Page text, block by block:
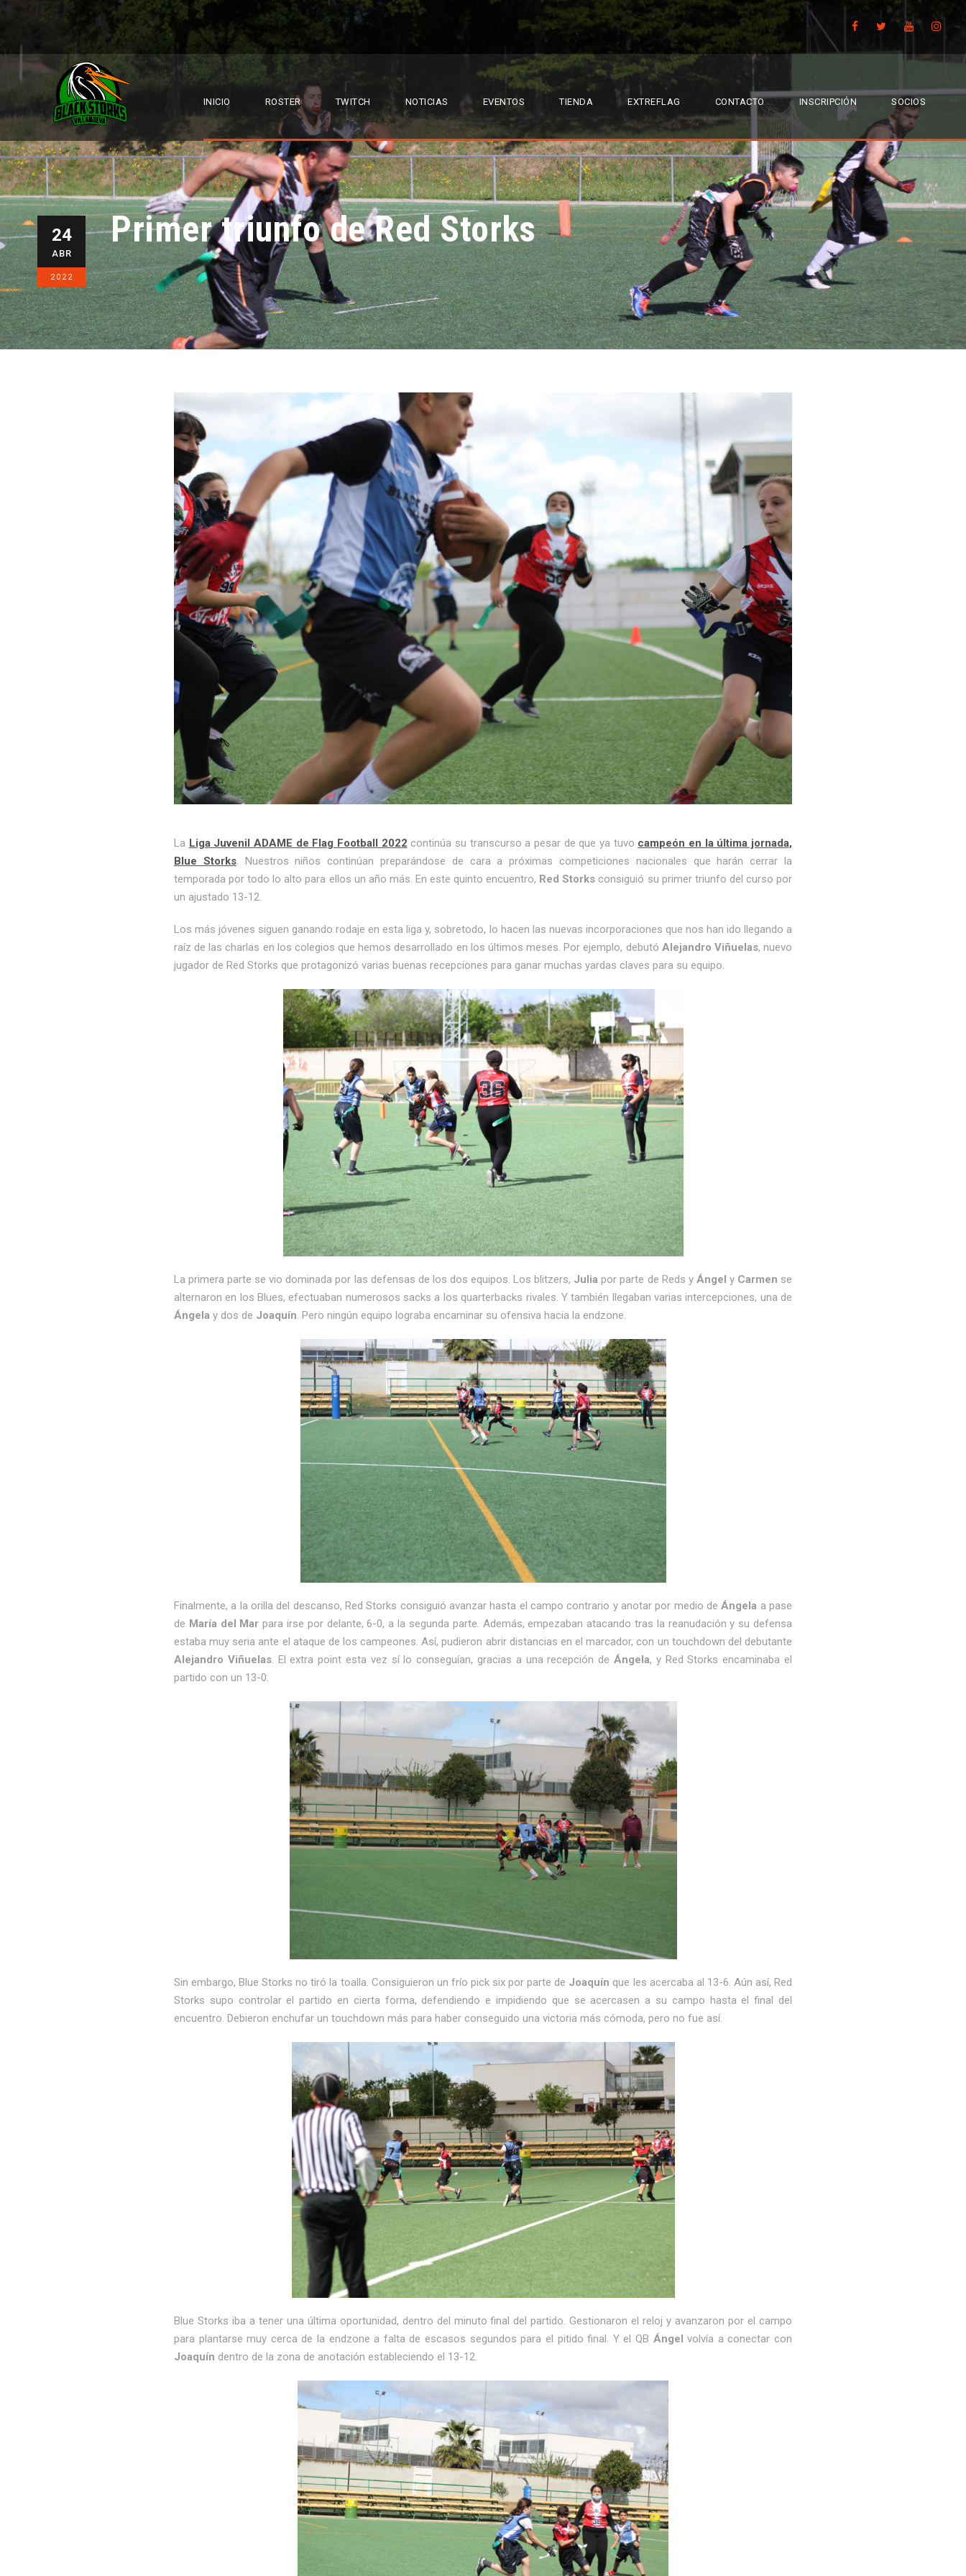
INICIO ROSTER TWITCH NOTICIAS EVENTOS TIENDA EXTREFLAG CONTACTO INSCRIPCIÓN SOCIOS
24
ABR
2022
Primer triunfo de Red Storks
La Liga Juvenil ADAME de Flag Football 2022 continúa su transcurso a pesar de que ya tuvo campeón en la última jornada,
Blue Storks. Nuestros niños continúan preparándose de cara a próximas competiciones nacionales que harán cerrar la
temporada por todo lo alto para ellos un año más. En este quinto encuentro, Red Storks consiguió su primer triunfo del curso por
un ajustado 13-12.
Los más jóvenes siguen ganando rodaje en esta liga y, sobretodo, lo hacen las nuevas incorporaciones que nos han ido llegando a
raíz de las charlas en los colegios que hemos desarrollado en los últimos meses. Por ejemplo, debutó Alejandro Viñuelas, nuevo
jugador de Red Storks que protagonizó varias buenas recepciones para ganar muchas yardas claves para su equipo.
La primera parte se vio dominada por las defensas de los dos equipos. Los blitzers, Julia por parte de Reds y Ángel y Carmen se
alternaron en los Blues, efectuaban numerosos sacks a los quarterbacks rivales. Y también llegaban varias intercepciones, una de
Ángela y dos de Joaquín. Pero ningún equipo lograba encaminar su ofensiva hacia la endzone.
Finalmente, a la orilla del descanso, Red Storks consiguió avanzar hasta el campo contrario y anotar por medio deÁngela a pase
de María del Mar para irse por delante, 6-0, a la segunda parte. Además, empezaban atacando tras la reanudación y su defensa
estaba muy seria ante el ataque de los campeones. Así, pudieron abrir distancias en el marcador, con un touchdown del debutante
Alejandro Viñuelas. El extra point esta vez sí lo conseguían, gracias a una recepción deÁngela, y Red Storks encaminaba el
partido con un 13-0.
Sin embargo, Blue Storks no tiró la toalla. Consiguieron un frío pick six por parte de Joaquín que les acercaba al 13-6. Aún así, Red
Storks supo controlar el partido en cierta forma, defendiendo e impidiendo que se acercasen a su campo hasta el final del
encuentro. Debieron enchufar un touchdown más para haber conseguido una victoria más cómoda, pero no fue así.
Blue Storks iba a tener una última oportunidad, dentro del minuto final del partido. Gestionaron el reloj y avanzaron por el campo
para plantarse muy cerca de la endzone a falta de escasos segundos para el pitido final. Y el QB Ángel volvía a conectar con
Joaquín dentro de la zona de anotación estableciendo el 13-12.